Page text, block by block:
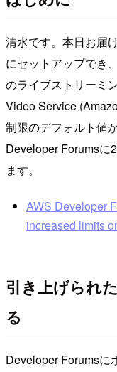
清水です。本日お届
にセットアップでき
のライブストリーミ
Video Service
制限のデフォルト値
Developer Forumsに
ます。
AWS Developer
increased limits
引き上げられ
る
Developer Forumsに